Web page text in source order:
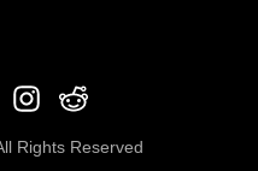
Rights Reserved